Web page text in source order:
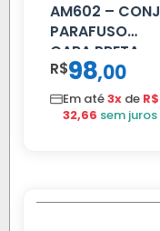
AM602 – CONJ
PARAFUSO
CARA PRETA
PARCIAL
R$98,00
Em até3x de R$
32,66 sem juros